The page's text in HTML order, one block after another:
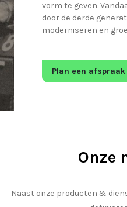
vorm te geven.
door de derde
moderniseren en
Plan een afspraak
Onze
Naast onze producten &